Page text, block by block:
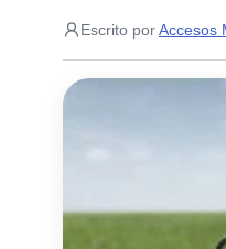
Escrito porAccesos